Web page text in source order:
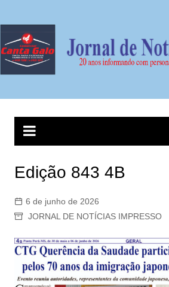
conteúdo
Edição 843 4B
6 de junho de 2026
JORNAL DE NOTÍCIAS IMPRESSO